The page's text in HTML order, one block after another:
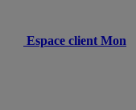
Espace client Mon